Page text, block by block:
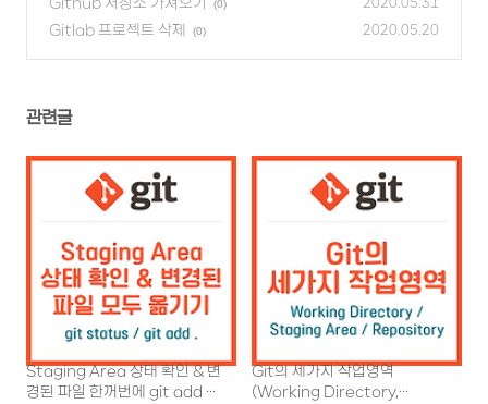
(0)
Gitlab 프로젝트 삭제 (0) 2020.05.20
관련글
Staging Area 상태 확인 & 변
경된 파일 한꺼번에 git add 하
Git의 세가지 작업영역
(Working Directory,